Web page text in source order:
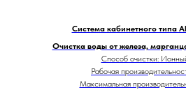
Система кабинетного типа
Очистка воды от железа,
Способ очистки:
Рабочая
Максимальная